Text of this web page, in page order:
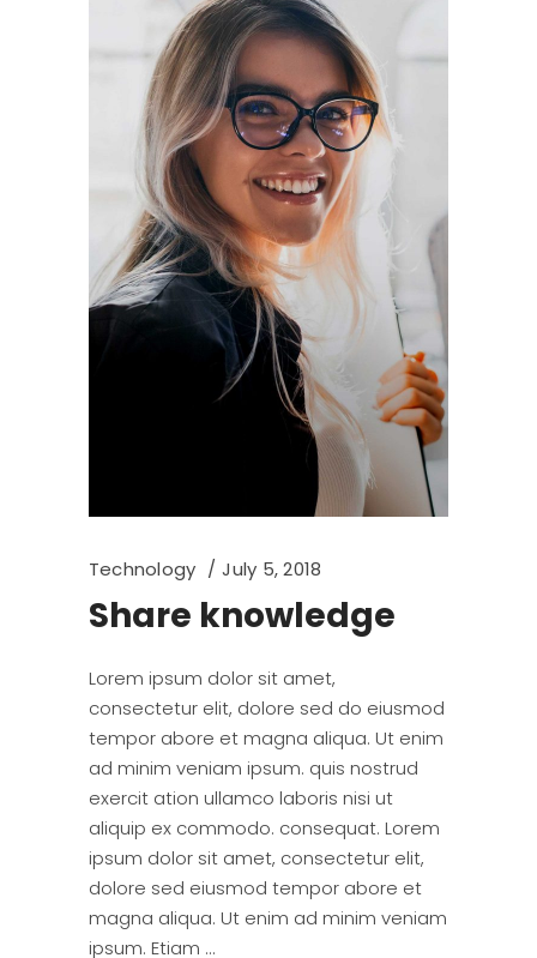
Technology July 5, 2018
Share knowledge
Lorem ipsum dolor sit amet,
consectetur elit, dolore sed do eiusmod
tempor abore et magna aliqua. Ut enim
ad minim veniam ipsum. quis nostrud
exercit ation ullamco laboris nisi ut
aliquip ex commodo. consequat. Lorem
ipsum dolor sit amet, consectetur elit,
dolore sed eiusmod tempor abore et
magna aliqua. Ut enim ad minim veniam
ipsum. Etiam